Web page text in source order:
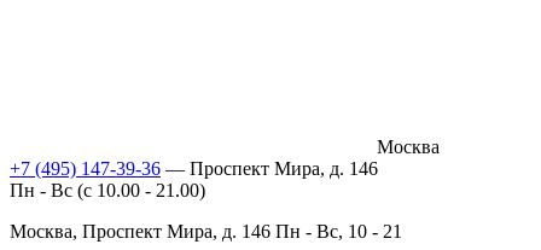
Москва
+7 (495) 147-39-36 — Проспект Мира, д. 146
Пн - Вс (c 10.00 - 21.00)
Москва, Проспект Мира, д. 146 Пн - Вс, 10 - 21